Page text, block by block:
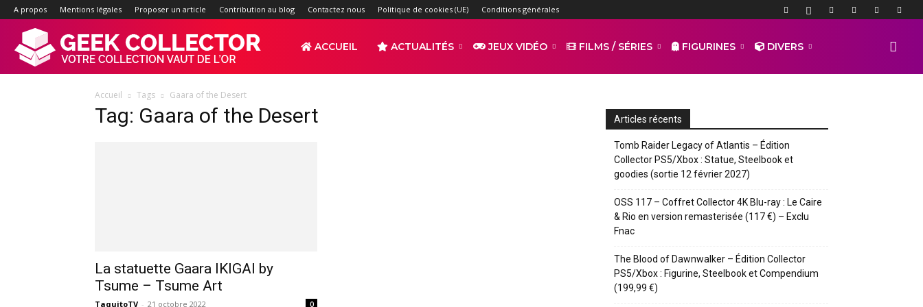
A propos Mentions légales Proposer un article Contribution au blog Contactez nous Politique de cookies (UE) Conditions générales
d'actualités
ACCUEIL ACTUALITÉS JEUX VIDÉO FILMS / SÉRIES FIGURINES DIVERS
Accueil Tags Gaara of the Desert
Tag: Gaara of the Desert
La statuette Gaara IKIGAI by
Tsume – Tsume Art
TaquitoTV - 21 octobre 2022 0
Articles récents
Tomb Raider Legacy of Atlantis – Édition
Collector PS5/Xbox : Statue, Steelbook et
goodies (sortie 12 février 2027)
OSS 117 – Coffret Collector 4K Blu-ray : Le Caire
& Rio en version remasterisée (117 €) – Exclu
Fnac
The Blood of Dawnwalker – Édition Collector
PS5/Xbox : Figurine, Steelbook et Compendium
(199,99 €)